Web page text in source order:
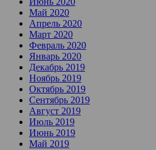
Май 2020
Апрель 2020
Март 2020
Февраль 2020
Январь 2020
Декабрь 2019
Ноябрь 2019
Октябрь 2019
Сентябрь 2019
Август 2019
Июль 2019
Июнь 2019
Май 2019